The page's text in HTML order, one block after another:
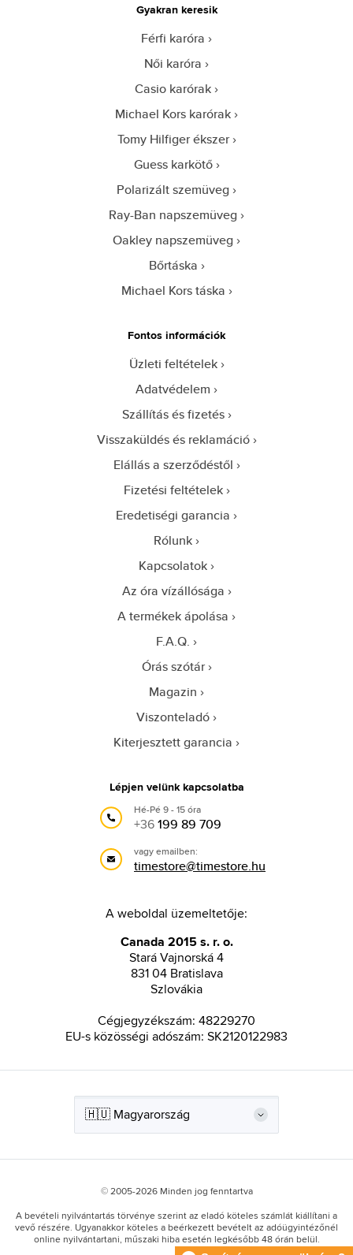
Gyakran keresik
Férfi karóra
Női karóra
Casio karórak
Michael Kors karórak
Tomy Hilfiger ékszer
Guess karkötő
Polarizált szemüveg
Ray-Ban napszemüveg
Oakley napszemüveg
Bőrtáska
Michael Kors táska
Fontos információk
Üzleti feltételek
Adatvédelem
Szállítás és fizetés
Visszaküldés és reklamáció
Elállás a szerződéstől
Fizetési feltételek
Eredetiségi garancia
Rólunk
Kapcsolatok
Az óra vízállósága
A termékek ápolása
F.A.Q.
Órás szótár
Magazin
Viszonteladó
Kiterjesztett garancia
Lépjen velünk kapcsolatba
Hé-Pé 9 - 15 óra
+36199 89 709
vagy emailben:
timestore@timestore.hu
A weboldal üzemeltetője:
Canada 2015 s. r. o.
Stará Vajnorská 4
831 04 Bratislava
Szlovákia
Cégjegyzékszám: 48229270
EU-s közösségi adószám: SK2120122983
© 2005-2026 Minden jog fenntartva
A bevételi nyilvántartás törvénye szerint az eladó köteles számlát kiállítani a
vevő részére. Ugyanakkor köteles a beérkezett bevételt az adóügyintézőnél
online nyilvántartani, műszaki hiba esetén legkésőbb 48 órán belül.